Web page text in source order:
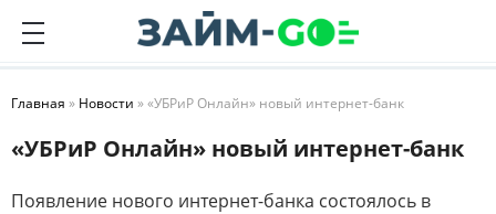
Главная » Новости » «УБРиР Онлайн» новый интернет-банк
«УБРиР Онлайн» новый интернет-банк
Появление нового интернет-банка состоялось в